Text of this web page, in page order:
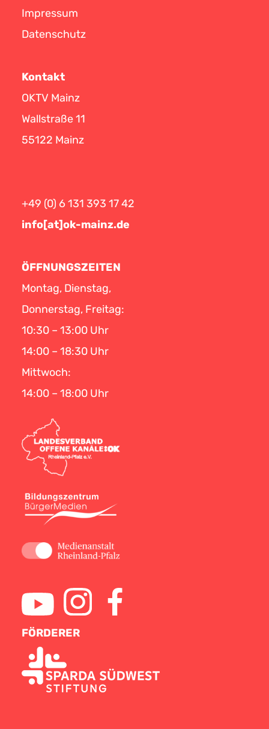
Impressum
Datenschutz
Kontakt
OKTV Mainz
Wallstraße 11
55122 Mainz
+49 (0) 6 131 393 17 42
info[at]ok-mainz.de
ÖFFNUNGSZEITEN
Montag, Dienstag,
Donnerstag, Freitag:
10:30 – 13:00 Uhr
14:00 – 18:30 Uhr
Mittwoch:
14:00 – 18:00 Uhr
FÖRDERER